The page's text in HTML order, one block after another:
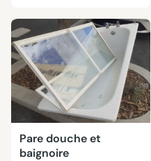
Pare douche et
baignoire